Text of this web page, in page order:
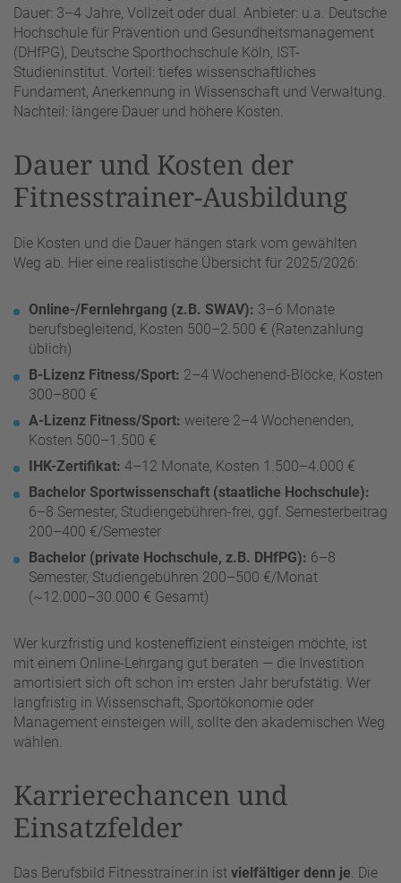
Dauer: 3–4 Jahre, Vollzeit oder dual. Anbieter: u.a. Deutsche
Hochschule für Prävention und Gesundheitsmanagement
(DHfPG), Deutsche Sporthochschule Köln, IST-
Studieninstitut. Vorteil: tiefes wissenschaftliches
Fundament, Anerkennung in Wissenschaft und Verwaltung.
Nachteil: längere Dauer und höhere Kosten.
Dauer und Kosten der
Fitnesstrainer-Ausbildung
Die Kosten und die Dauer hängen stark vom gewählten
Weg ab. Hier eine realistische Übersicht für 2025/2026:
Online-/Fernlehrgang (z.B. SWAV): 3–6 Monate
berufsbegleitend, Kosten 500–2.500 € (Ratenzahlung
üblich)
B-Lizenz Fitness/Sport: 2–4 Wochenend-Blöcke, Kosten
300–800 €
A-Lizenz Fitness/Sport: weitere 2–4 Wochenenden,
Kosten 500–1.500 €
IHK-Zertifikat: 4–12 Monate, Kosten 1.500–4.000 €
Bachelor Sportwissenschaft (staatliche Hochschule):
6–8 Semester, Studiengebühren-frei, ggf. Semesterbeitrag
200–400 €/Semester
Bachelor (private Hochschule, z.B. DHfPG): 6–8
Semester, Studiengebühren 200–500 €/Monat
(~12.000–30.000 € Gesamt)
Wer kurzfristig und kosteneffizient einsteigen möchte, ist
mit einem Online-Lehrgang gut beraten — die Investition
amortisiert sich oft schon im ersten Jahr berufstätig. Wer
langfristig in Wissenschaft, Sportökonomie oder
Management einsteigen will, sollte den akademischen Weg
wählen.
Karrierechancen und
Einsatzfelder
Das Berufsbild Fitnesstrainer:in ist vielfältiger denn je. Die